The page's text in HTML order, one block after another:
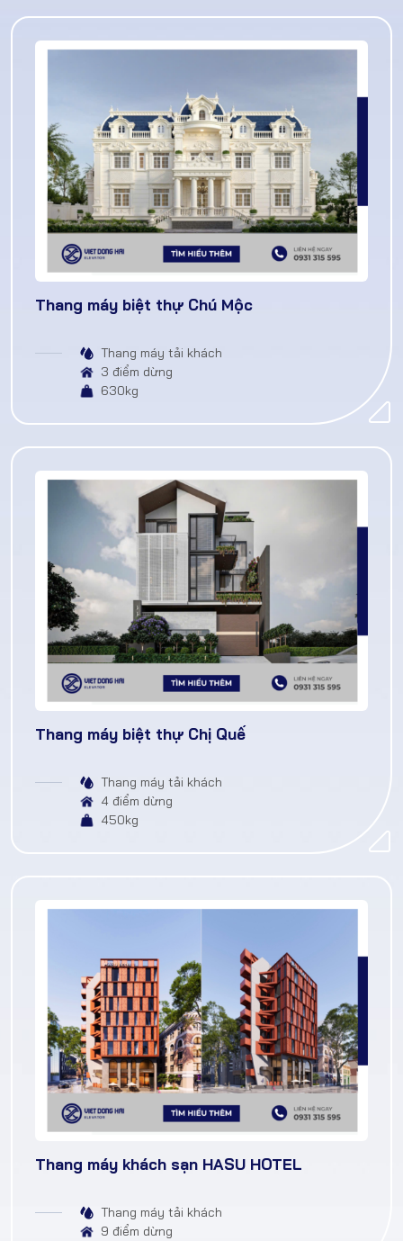
Thang máy biệt thự Chú Mộc
Thang máy tải khách
3 điểm dừng
630kg
Thang máy biệt thự Chị Quế
Thang máy tải khách
4 điểm dừng
450kg
Thang máy khách sạn HASU HOTEL
Thang máy tải khách
9 điểm dừng